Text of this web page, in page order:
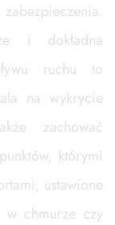
i dokładna
ruchu to
na wykrycie
zachować
którymi
ustawione
w chmurze czy